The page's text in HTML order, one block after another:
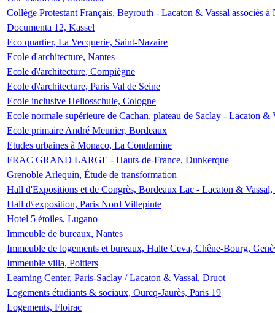
Collège Protestant Français, Beyrouth - Lacaton & Vassal associés
Documenta 12, Kassel
Eco quartier, La Vecquerie, Saint-Nazaire
Ecole d'architecture, Nantes
Ecole d\'architecture, Compiègne
Ecole d\'architecture, Paris Val de Seine
Ecole inclusive Heliosschule, Cologne
Ecole normale supérieure de Cachan, plateau de Saclay - Lacaton &
Ecole primaire André Meunier, Bordeaux
Etudes urbaines à Monaco, La Condamine
FRAC GRAND LARGE - Hauts-de-France, Dunkerque
Grenoble Arlequin, Étude de transformation
Hall d'Expositions et de Congrès, Bordeaux Lac - Lacaton &
Hall d\'exposition, Paris Nord Villepinte
Hotel 5 étoiles, Lugano
Immeuble de bureaux, Nantes
Immeuble de logements et bureaux, Halte Ceva, Chêne-Bourg,
Immeuble villa, Poitiers
Learning Center, Paris-Saclay / Lacaton & Vassal, Druot
Logements étudiants & sociaux, Ourcq-Jaurès, Paris 19
Logements, Floirac